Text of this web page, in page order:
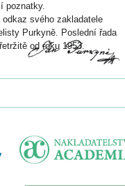
poznatky.
odkaz svého zakladatele
Purkyně. Poslední řada
od roku 1953.